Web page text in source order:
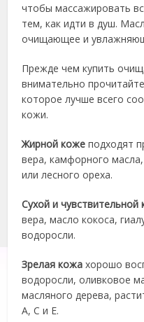
чтобы массажировать
тем, как идти в душ.
очищающее и
Прежде чем купить
внимательно
которое лучше всего
кожи.
Жирной кожеподходят
вера, камфорного
или лесного ореха.
Сухой и
вера, масло кокоса,
водоросли.
Зрелая кожахорошо
водоросли, оливковое
масляного дерева,
А, С и Е.